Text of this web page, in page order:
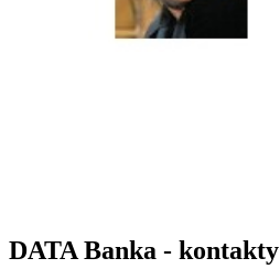
DATA Banka - kontakty